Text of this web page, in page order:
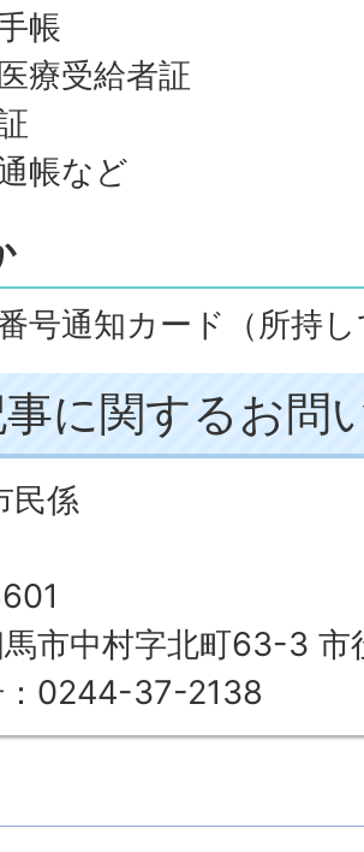
帳
療受給者証
帳など
号通知カード（所持
に関するお問
民係
市中村字北町63-3 市
：0244-37-2138